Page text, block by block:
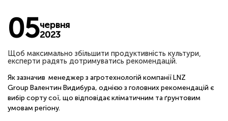
DEFEN
UNIVERSEED
НОВИНИ
ІНШЕ
UA EN PL
05червня
2023
Щоб максимально збільшити продуктивність культури,
експерти радять дотримуватись рекомендацій.
Як зазначив менеджер з агротехнологій компанії LNZ
Group Валентин Видибура, однією з головних рекомендацій є
вибір сорту сої, що відповідає кліматичним та ґрунтовим
умовам регіону.